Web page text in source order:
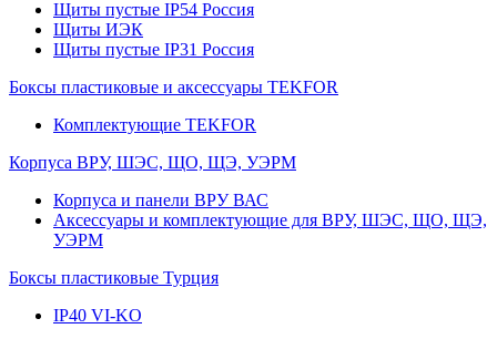
Щиты пустые IP54 Россия
Щиты ИЭК
Щиты пустые IP31 Россия
Боксы пластиковые и аксессуары TEKFOR
Комплектующие TEKFOR
Корпуса ВРУ, ШЭС, ЩО, ЩЭ, УЭРМ
Корпуса и панели ВРУ ВАС
Аксессуары и комплектующие для ВРУ, ШЭС, ЩО, ЩЭ,
УЭРМ
Боксы пластиковые Турция
IP40 VI-KO